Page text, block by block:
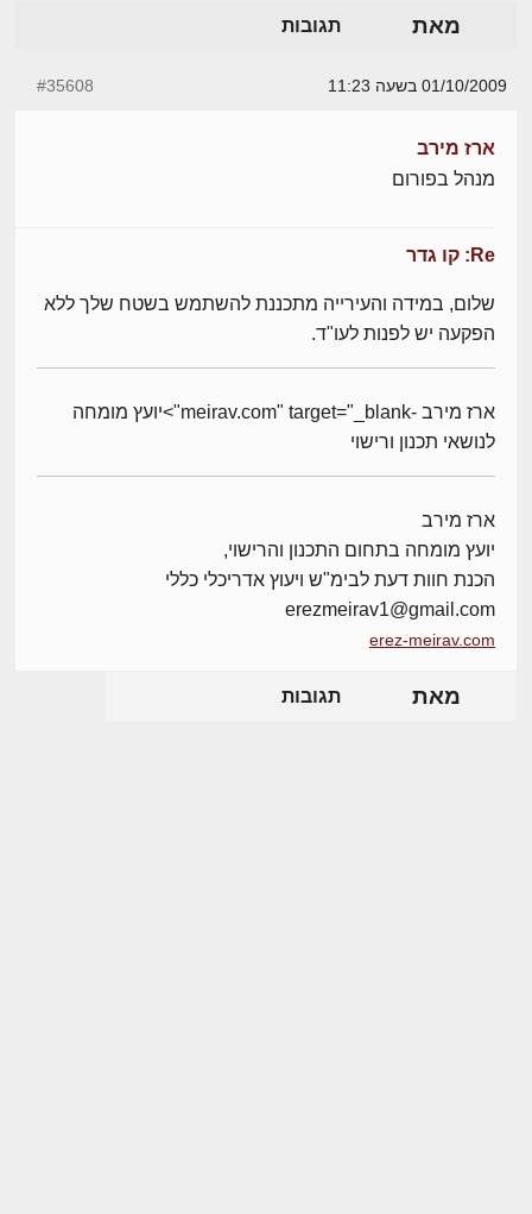
מאת תגובות
01/10/2009 בשעה 11:23 #35608
ארז מירב
מנהל בפורום
Re: קו גדר
שלום, במידה והעירייה מתכננת להשתמש בשטח שלך ללא
הפקעה יש לפנות לעו"ד.
ארז מירב -meirav.com" target="_blank">יועץ מומחה
לנושאי תכנון ורישוי
ארז מירב
יועץ מומחה בתחום התכנון והרישוי,
הכנת חוות דעת לבימ"ש ויעוץ אדריכלי כללי
erezmeirav1@gmail.com
erez-meirav.com
מאת תגובות